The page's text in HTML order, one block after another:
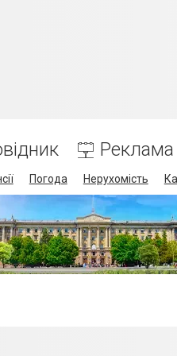
Реклама
Погода Нерухомість